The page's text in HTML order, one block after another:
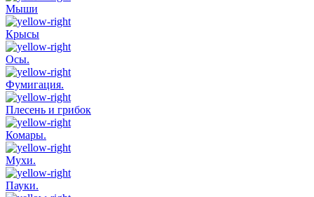
Мыши
Крысы
Осы.
Фумигация.
Плесень и грибок
Комары.
Мухи.
Пауки.